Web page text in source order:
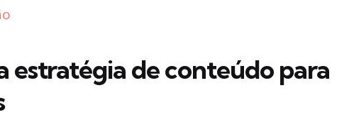
estratégia de conteúdo para